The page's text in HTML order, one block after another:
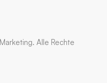
Alle Rechte